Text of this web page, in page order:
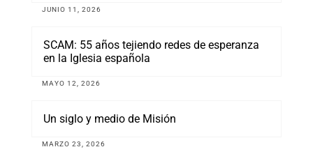
JUNIO 11, 2026
SCAM: 55 años tejiendo redes de esperanza
en la Iglesia española
MAYO 12, 2026
Un siglo y medio de Misión
MARZO 23, 2026